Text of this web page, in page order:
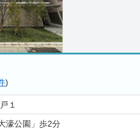
)
１
濠公園」歩2分